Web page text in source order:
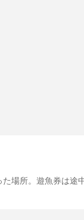
た場所。遊魚券は途